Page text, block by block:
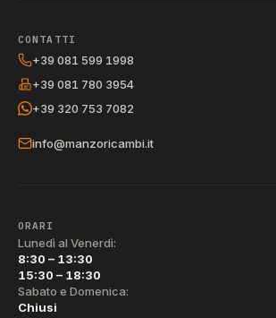
CONTATTI
+39 081 599 1998
+39 081 780 3954
+39 320 753 7082
info@manzoricambi.it
ORARI
Lunedì al Venerdì:
8:30 – 13:30
15:30 – 18:30
Sabato e Domenica:
Chiusi